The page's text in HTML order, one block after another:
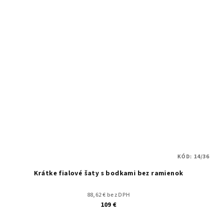
Krátke fialové šaty s bodkami bez ramienok
88,62 € bez DPH
109 €
KÓD: 14/36